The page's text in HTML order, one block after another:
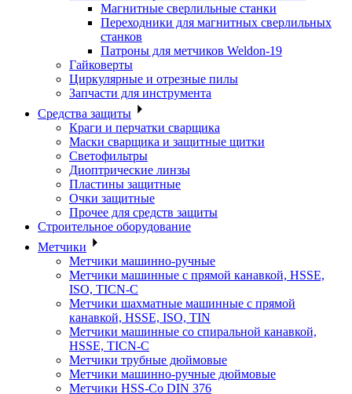
Магнитные сверлильные станки
Переходники для магнитных сверлильных
станков
Патроны для метчиков Weldon-19
Гайковерты
Циркулярные и отрезные пилы
Запчасти для инструмента
Средства защиты
Краги и перчатки сварщика
Маски сварщика и защитные щитки
Светофильтры
Диоптрические линзы
Пластины защитные
Очки защитные
Прочее для средств защиты
Строительное оборудование
Метчики
Метчики машинно-ручные
Метчики машинные с прямой канавкой, HSSE,
ISO, TICN-C
Метчики шахматные машинные с прямой
канавкой, HSSE, ISO, TIN
Метчики машинные со спиральной канавкой,
HSSE, TICN-C
Метчики трубные дюймовые
Метчики машинно-ручные дюймовые
Метчики HSS-Co DIN 376